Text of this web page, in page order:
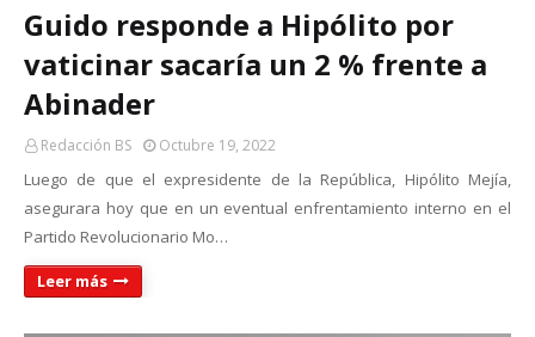
Guido responde a Hipólito por
vaticinar sacaría un 2 % frente a
Abinader
Redacción BS Octubre 19, 2022
Luego de que el expresidente de la República, Hipólito Mejía,
asegurara hoy que en un eventual enfrentamiento interno en el
Partido Revolucionario Mo…
Leer más